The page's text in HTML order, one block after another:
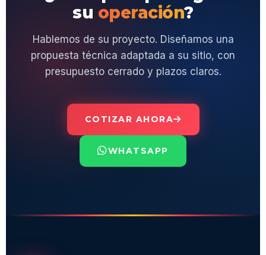
su operación?
Hablemos de su proyecto. Diseñamos una
propuesta técnica adaptada a su sitio, con
presupuesto cerrado y plazos claros.
COTIZAR AHORA
WHATSAPP